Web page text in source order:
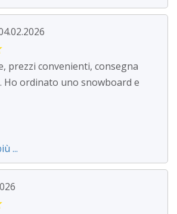
prezzi convenienti, consegna
Ho ordinato uno snowboard e
...